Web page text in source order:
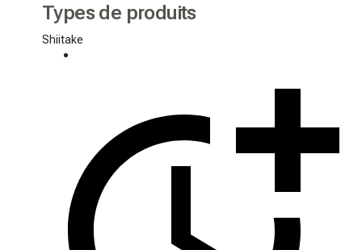
Types de produits
Shiitake